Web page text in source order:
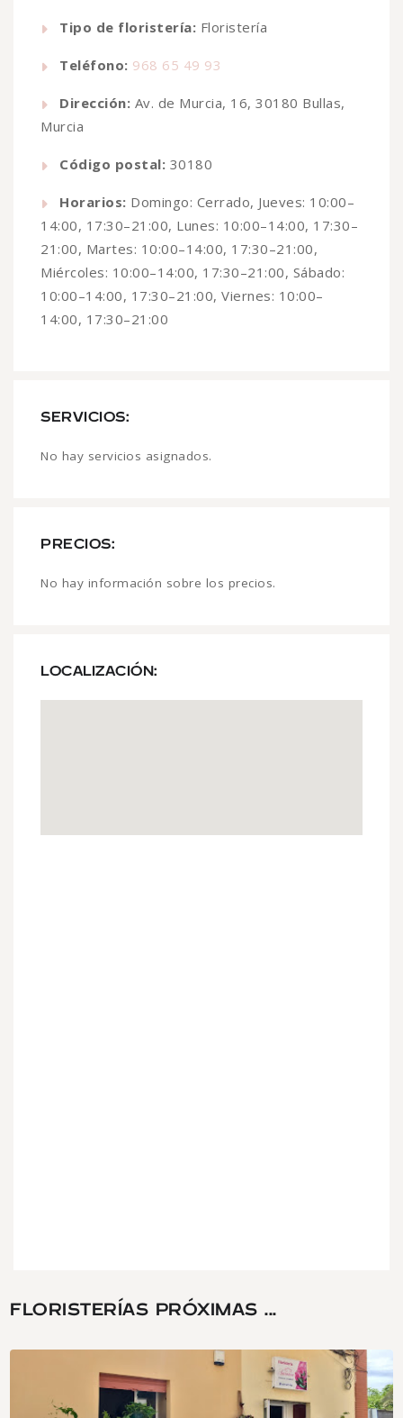
Tipo de floristería: Floristería
Teléfono: 968 65 49 93
Dirección: Av. de Murcia, 16, 30180 Bullas,
Murcia
Código postal: 30180
Horarios: Domingo: Cerrado, Jueves: 10:00–
14:00, 17:30–21:00, Lunes: 10:00–14:00, 17:30–
21:00, Martes: 10:00–14:00, 17:30–21:00,
Miércoles: 10:00–14:00, 17:30–21:00, Sábado:
10:00–14:00, 17:30–21:00, Viernes: 10:00–
14:00, 17:30–21:00
SERVICIOS:
No hay servicios asignados.
PRECIOS:
No hay información sobre los precios.
LOCALIZACIÓN:
FLORISTERÍAS PRÓXIMAS ...